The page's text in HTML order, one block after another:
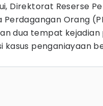
Direktorat Reserse
Orang
dua tempat
kasus penganiayaan